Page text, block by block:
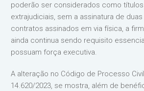
poderão ser considerados como
extrajudiciais, sem a assinatura de
contratos assinados em via física, a
ainda continua sendo requisito
possuam força executiva.
A alteração no Código de Processo
14.620/2023, se mostra, além de